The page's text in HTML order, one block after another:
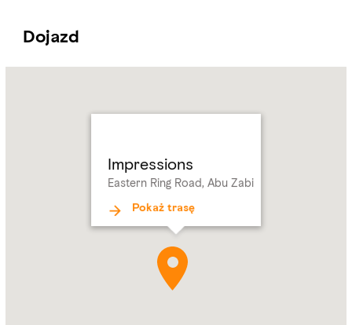
Dojazd
Impressions
Eastern Ring Road, Abu Zabi
Pokaż trasę